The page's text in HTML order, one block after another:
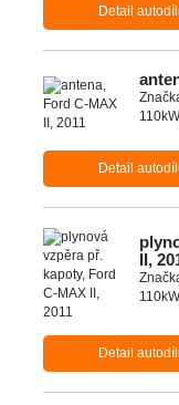
Detail
Detail
II,
Detail